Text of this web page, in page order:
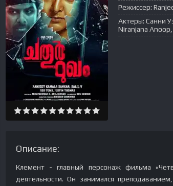
Режиссер:
Актеры: Санни
Niranjana
Описание:
Клемент - главный персонаж фильма
деятельности. Он занимался